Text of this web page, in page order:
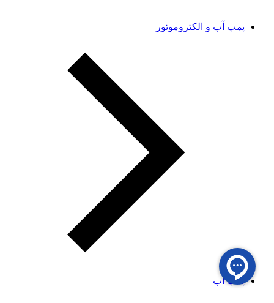
پمپ آب و الکتروموتور
پمپ آب